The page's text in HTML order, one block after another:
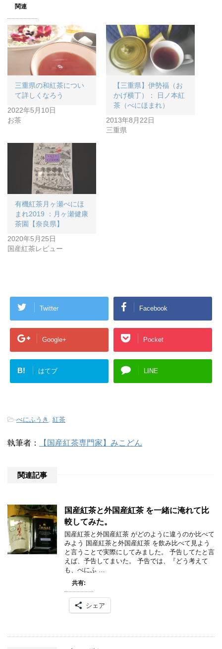
関連
三重県の和紅茶につい
て詳しくなろう
2022年5月10日
お茶
【三重県】伊勢福（お
かげ横丁）： 日ノ本紅
茶（べにほまれ）
2013年8月22日
三重県
有機紅茶月ヶ瀬べにほ
まれ2019 ：月ヶ瀬健康
茶園【奈良県】
2020年5月25日
国産紅茶レビュー
Twitter Facebook
Google+ Pocket
B! はてブ LINE
-べにふうき 紅茶
執筆者： 【国産紅茶専門家】みこどん
関連記事
国産紅茶と外国産紅茶 を一緒に淹れて比
較してみた。
国産紅茶と外国産紅茶 がどのように違うのか比べて
みよう 国産紅茶と外国産紅茶 を飲み比べて見よう
と言うことで実際にしてみました。 予告してたと言
えば、予告してまいた。 予告では、『どう考えて
も、べにふ …
共有:
シェア